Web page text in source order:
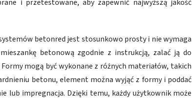
i przetestowane, aby zapewnić najwyższą jakość
betonred jest stosunkowo prosty i nie wymaga
betonową zgodnie z instrukcją, zalać ją do
mogą być wykonane z różnych materiałów, takich
betonu, element można wyjąć z formy i poddać
lub impregnacja. Dzięki temu, każdy użytkownik może